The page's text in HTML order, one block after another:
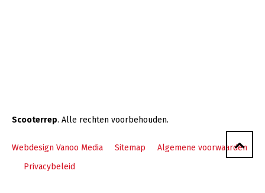
Scooterrep. Alle rechten voorbehouden.
Webdesign Vanoo Media Sitemap
Algemene voorwaarden
Privacybeleid